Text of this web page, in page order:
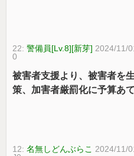
22:警備員[Lv.8][新芽] 2024/11/
0
被害者支援より、被害者を
策、加害者厳罰化に予算あ
12:名無しどんぶらこ 2024/11/